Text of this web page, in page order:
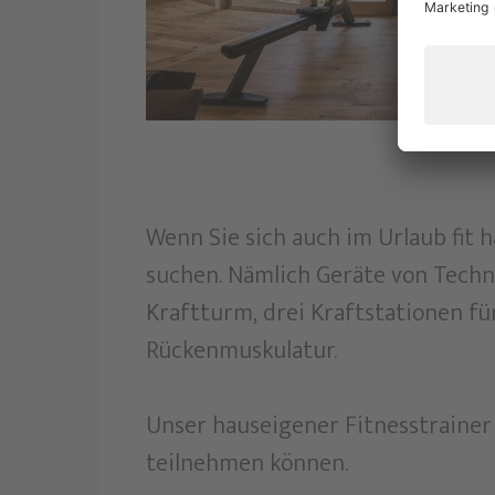
Wenn Sie sich auch im Urlaub fit
suchen. Nämlich Geräte von
Kraftturm, drei Kraftstationen
Rückenmuskulatur.
Unser hauseigener
teilnehmen können.